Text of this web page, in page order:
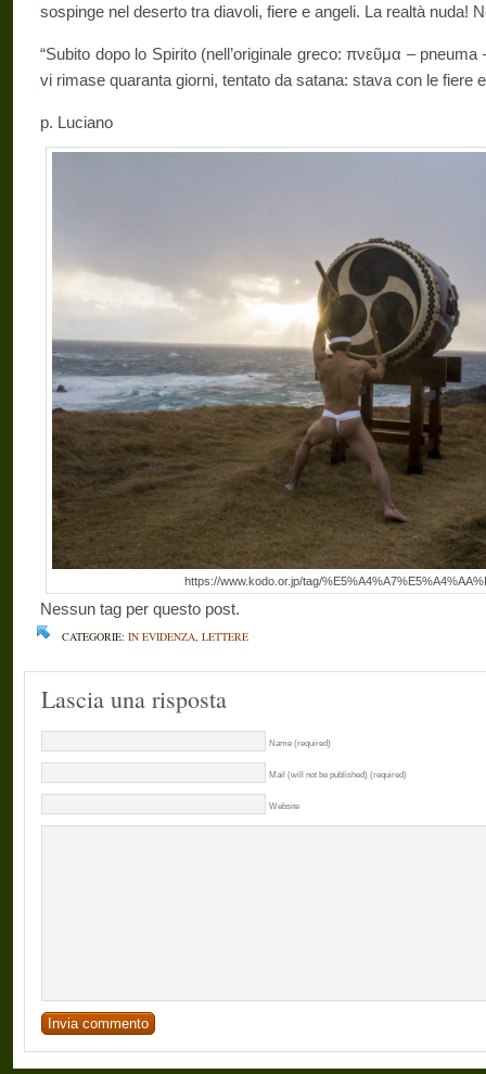
sospinge nel deserto tra diavoli, fiere e angeli. La realtà nuda!
“Subito dopo lo Spirito (nell’originale greco: πνεῦμα –
vi rimase quaranta giorni, tentato da satana: stava con le fiere
p. Luciano
https://www.kodo.or.jp/tag/
Nessun tag per questo post.
CATEGORIE: IN EVIDENZA, LETTERE
Lascia una risposta
Name (required)
Mail (will not be published) (required)
Website